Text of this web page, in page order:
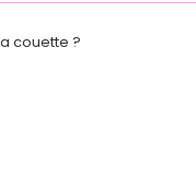
couette ?